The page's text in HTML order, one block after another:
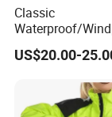
Feature
s:
-
und
Classic
Waterproof/
door Breathable
Men Winter
US$20.00-